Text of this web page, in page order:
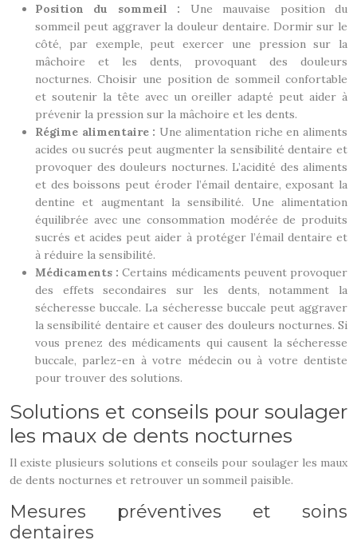
Position du sommeil : Une mauvaise position du
sommeil peut aggraver la douleur dentaire. Dormir sur le
côté, par exemple, peut exercer une pression sur la
mâchoire et les dents, provoquant des douleurs
nocturnes. Choisir une position de sommeil confortable
et soutenir la tête avec un oreiller adapté peut aider à
prévenir la pression sur la mâchoire et les dents.
Régime alimentaire : Une alimentation riche en aliments
acides ou sucrés peut augmenter la sensibilité dentaire et
provoquer des douleurs nocturnes. L’acidité des aliments
et des boissons peut éroder l’émail dentaire, exposant la
dentine et augmentant la sensibilité. Une alimentation
équilibrée avec une consommation modérée de produits
sucrés et acides peut aider à protéger l’émail dentaire et
à réduire la sensibilité.
Médicaments :Certains médicaments peuvent provoquer
des effets secondaires sur les dents, notamment la
sécheresse buccale. La sécheresse buccale peut aggraver
la sensibilité dentaire et causer des douleurs nocturnes. Si
vous prenez des médicaments qui causent la sécheresse
buccale, parlez-en à votre médecin ou à votre dentiste
pour trouver des solutions.
Solutions et conseils pour soulager
les maux de dents nocturnes
Il existe plusieurs solutions et conseils pour soulager les maux
de dents nocturnes et retrouver un sommeil paisible.
Mesures préventives et soins
dentaires